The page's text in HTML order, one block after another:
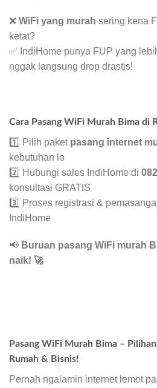
❌ WiFi yang murah sering kena
ketat?
✅ IndiHome punya FUP yang
nggak langsung drop drastis!
Cara Pasang WiFi Murah Bima di
1️⃣ Pilih paket pasang internet
kebutuhan lo
2️⃣ Hubungi sales IndiHome di
konsultasi GRATIS
3️⃣ Proses registrasi &
IndiHome
📢 Buruan pasang WiFi murah
naik! 🚀
Pasang WiFi Murah Bima –
Rumah & Bisnis!
Pernah ngalamin internet lemot